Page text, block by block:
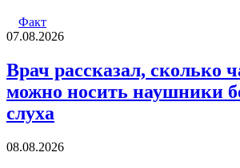
Факт
07.08.2026
Врач рассказал, сколько
можно носить наушники
слуха
08.08.2026